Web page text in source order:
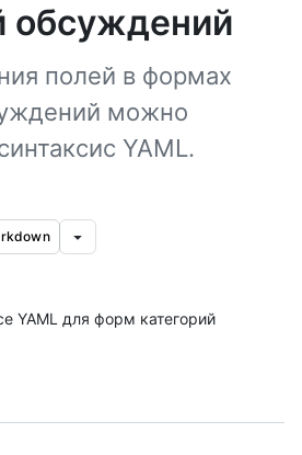
обсуждений
полей в формах
можно
YAML.
YAML для форм категорий